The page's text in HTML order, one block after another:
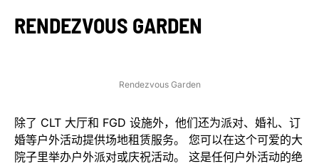
RENDEZVOUS GARDEN
Rendezvous Garden
除了 CLT 大厅和 FGD 设施外，他们还为派对、婚礼、订
婚等户外活动提供场地租赁服务。 您可以在这个可爱的大
院子里举办户外派对或庆祝活动。 这是任何户外活动的绝